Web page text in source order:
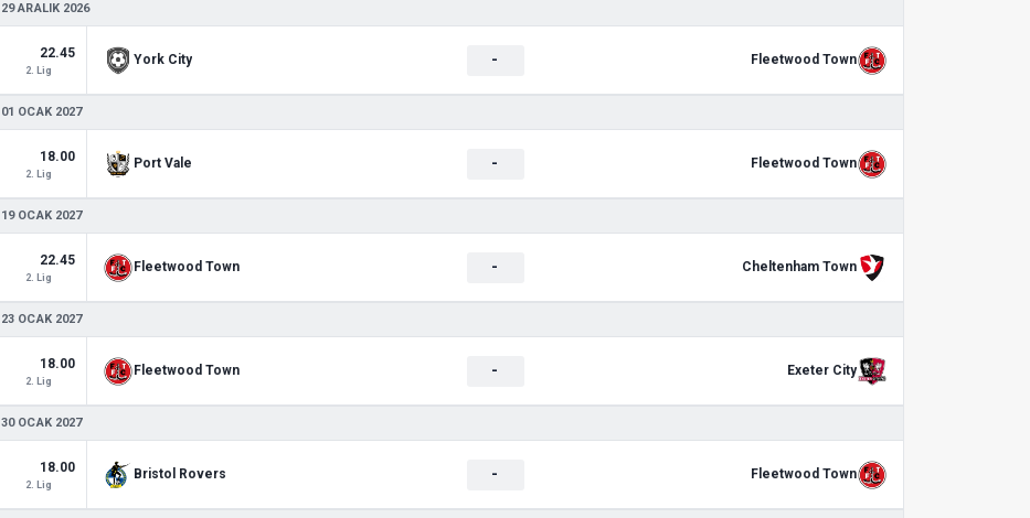
29 ARALIK 2026
22.45
2. Lig
York City - Fleetwood Town
01 OCAK 2027
18.00
2. Lig
Port Vale - Fleetwood Town
19 OCAK 2027
22.45
2. Lig
Fleetwood Town - Cheltenham Town
23 OCAK 2027
18.00
2. Lig
Fleetwood Town - Exeter City
30 OCAK 2027
18.00
2. Lig
Bristol Rovers - Fleetwood Town